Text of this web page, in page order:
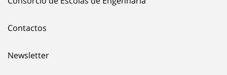
Contactos
Newsletter